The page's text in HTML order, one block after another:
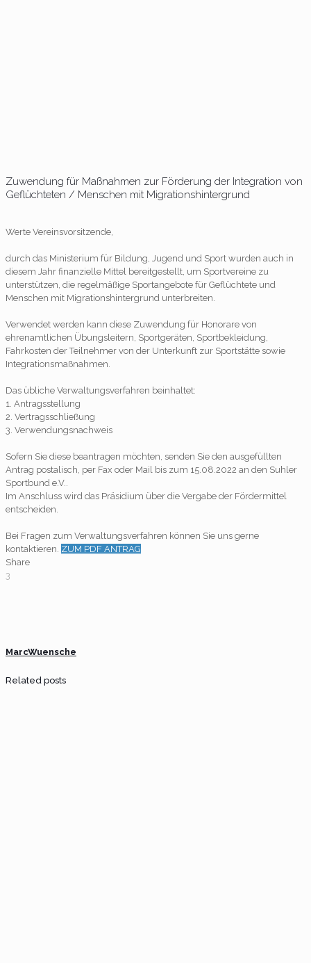
Zuwendung für Maßnahmen zur Förderung der Integration von
Geflüchteten / Menschen mit Migrationshintergrund
Werte Vereinsvorsitzende,
durch das Ministerium für Bildung, Jugend und Sport wurden auch in
diesem Jahr finanzielle Mittel bereitgestellt, um Sportvereine zu
unterstützen, die regelmäßige Sportangebote für Geflüchtete und
Menschen mit Migrationshintergrund unterbreiten.
Verwendet werden kann diese Zuwendung für Honorare von
ehrenamtlichen Übungsleitern, Sportgeräten, Sportbekleidung,
Fahrkosten der Teilnehmer von der Unterkunft zur Sportstätte sowie
Integrationsmaßnahmen.
Das übliche Verwaltungsverfahren beinhaltet:
1. Antragsstellung
2. Vertragsschließung
3. Verwendungsnachweis
Sofern Sie diese beantragen möchten, senden Sie den ausgefüllten
Antrag postalisch, per Fax oder Mail bis zum 15.08.2022 an den Suhler
Sportbund e.V..
Im Anschluss wird das Präsidium über die Vergabe der Fördermittel
entscheiden.
Bei Fragen zum Verwaltungsverfahren können Sie uns gerne
kontaktieren. ZUM PDF ANTRAG
Share
3
MarcWuensche
Related posts